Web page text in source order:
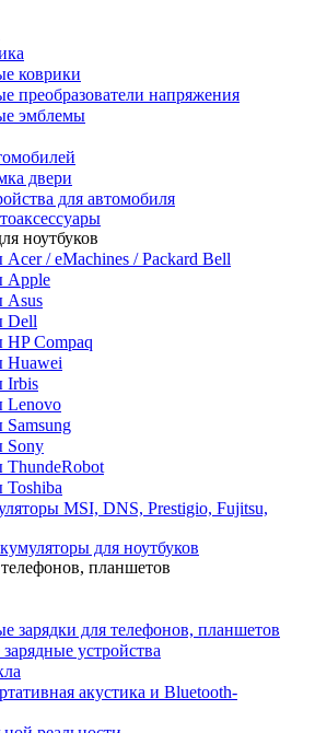
коврики
преобразователи напряжения
эмблемы
двери
для автомобиля
ноутбуков
/ eMachines / Packard Bell
Apple
Asus
Dell
Compaq
Huawei
Irbis
Lenovo
Sony
ThundeRobot
Toshiba
MSI, DNS, Prestigio, Fujitsu,
для ноутбуков
планшетов
зарядки для телефонов, планшетов
устройства
акустика и Bluetooth-